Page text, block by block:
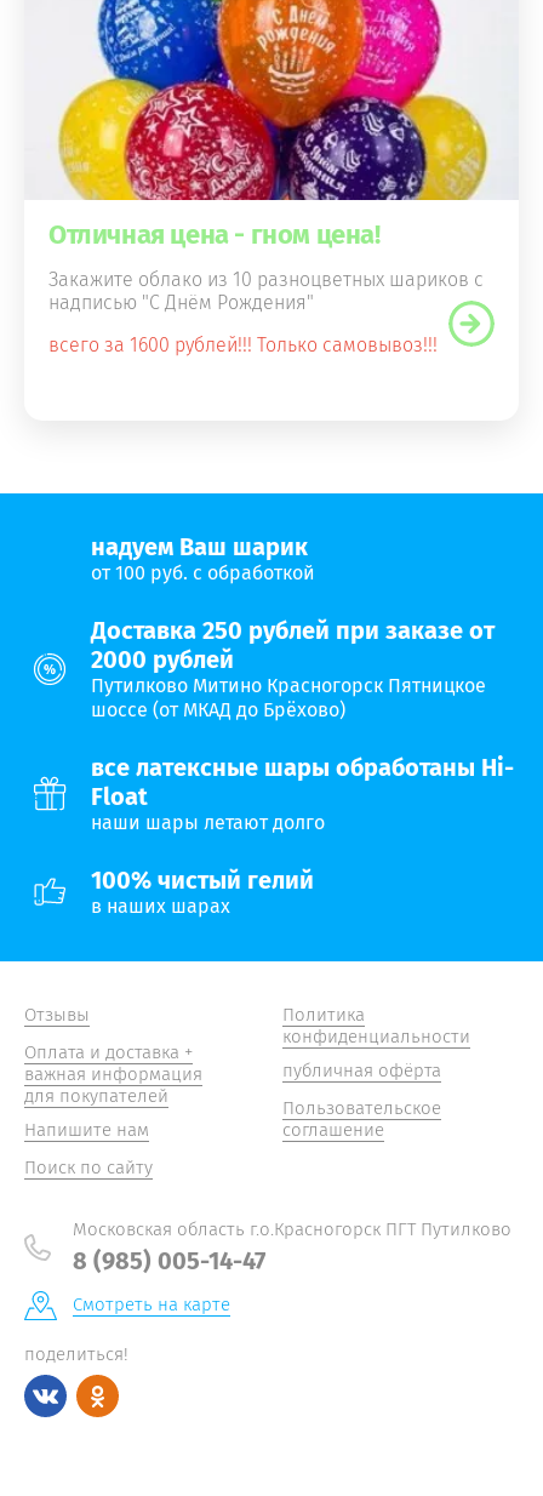
Отличная цена - гном цена!
Закажите облако из 10 разноцветных шариков с
надписью "С Днём Рождения"
всего за 1600 рублей!!! Только самовывоз!!!
надуем Ваш шарик
от 100 руб. с обработкой
Доставка 250 рублей при заказе от
2000 рублей
Путилково Митино Красногорск Пятницкое
шоссе (от МКАД до Брёхово)
все латексные шары обработаны Hi-
Float
наши шары летают долго
100% чистый гелий
в наших шарах
Отзывы
Оплата и доставка +
важная информация
для покупателей
Напишите нам
Поиск по сайту
Политика
конфиденциальности
публичная офёрта
Пользовательское
соглашение
Московская область г.о.Красногорск ПГТ Путилково
8 (985) 005-14-47
Смотреть на карте
поделиться!